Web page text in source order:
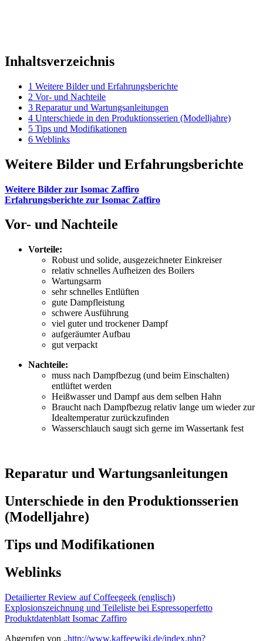
Inhaltsverzeichnis
1 Weitere Bilder und Erfahrungsberichte
2 Vor- und Nachteile
3 Reparatur und Wartungsanleitungen
4 Unterschiede in den Produktionsserien (Modelljahre)
5 Tips und Modifikationen
6 Weblinks
Weitere Bilder und Erfahrungsberichte
Weitere Bilder zur Isomac Zaffiro
Erfahrungsberichte zur Isomac Zaffiro
Vor- und Nachteile
Vorteile:
Robust und solide, ausgezeichneter Einkreiser
relativ schnelles Aufheizen des Boilers
Wartungsarm
sehr schnelles Entlüften
gute Dampfleistung
schwere Ausführung
viel guter und trockener Dampf
aufgeräumter Aufbau
gut verpackt
Nachteile:
muss nach Dampfbezug (und beim Einschalten)
entlüftet werden
Heißwasser und Dampf aus dem selben Hahn
Braucht nach Dampfbezug relativ lange um wieder zur
Idealtemperatur zurückzufinden
Wasserschlauch saugt sich gerne im Wassertank fest
Reparatur und Wartungsanleitungen
Unterschiede in den Produktionsserien
(Modelljahre)
Tips und Modifikationen
Weblinks
Detailierter Review auf Coffeegeek (englisch)
Explosionszeichnung und Teileliste bei Espressoperfetto
Produktdatenblatt Isomac Zaffiro
Abgerufen von „http://www.kaffeewiki.de/index.php?